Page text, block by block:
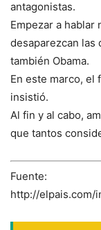
antagonistas.
Empezar a hablar
desaparezcan las
también Obama.
En este marco, el
insistió.
Al fin y al cabo,
que tantos
Fuente:
http://elpais.com/